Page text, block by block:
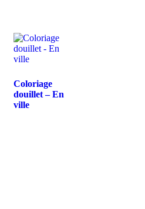
Coloriage
douillet – En
ville